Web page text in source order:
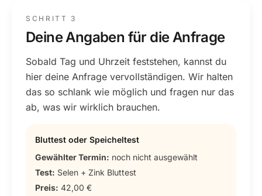
SCHRITT 3
Deine Angaben für die Anfrage
Sobald Tag und Uhrzeit feststehen, kannst du
hier deine Anfrage vervollständigen. Wir halten
das so schlank wie möglich und fragen nur das
ab, was wir wirklich brauchen.
Bluttest oder Speicheltest
Gewählter Termin: noch nicht ausgewählt
Test: Selen + Zink Bluttest
Preis: 42,00 €